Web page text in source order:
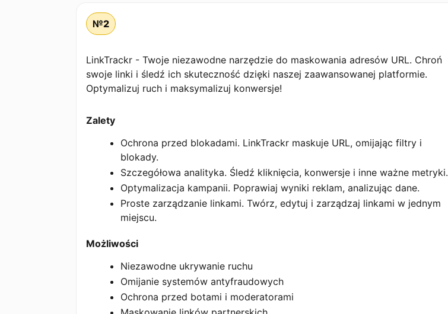
№2
LinkTrackr - Twoje niezawodne narzędzie do maskowania adresów URL. Chroń
swoje linki i śledź ich skuteczność dzięki naszej zaawansowanej platformie.
Optymalizuj ruch i maksymalizuj konwersje!
Zalety
Ochrona przed blokadami. LinkTrackr maskuje URL, omijając filtry i
blokady.
Szczegółowa analityka. Śledź kliknięcia, konwersje i inne ważne metryki.
Optymalizacja kampanii. Poprawiaj wyniki reklam, analizując dane.
Proste zarządzanie linkami. Twórz, edytuj i zarządzaj linkami w jednym
miejscu.
Możliwości
Niezawodne ukrywanie ruchu
Omijanie systemów antyfraudowych
Ochrona przed botami i moderatorami